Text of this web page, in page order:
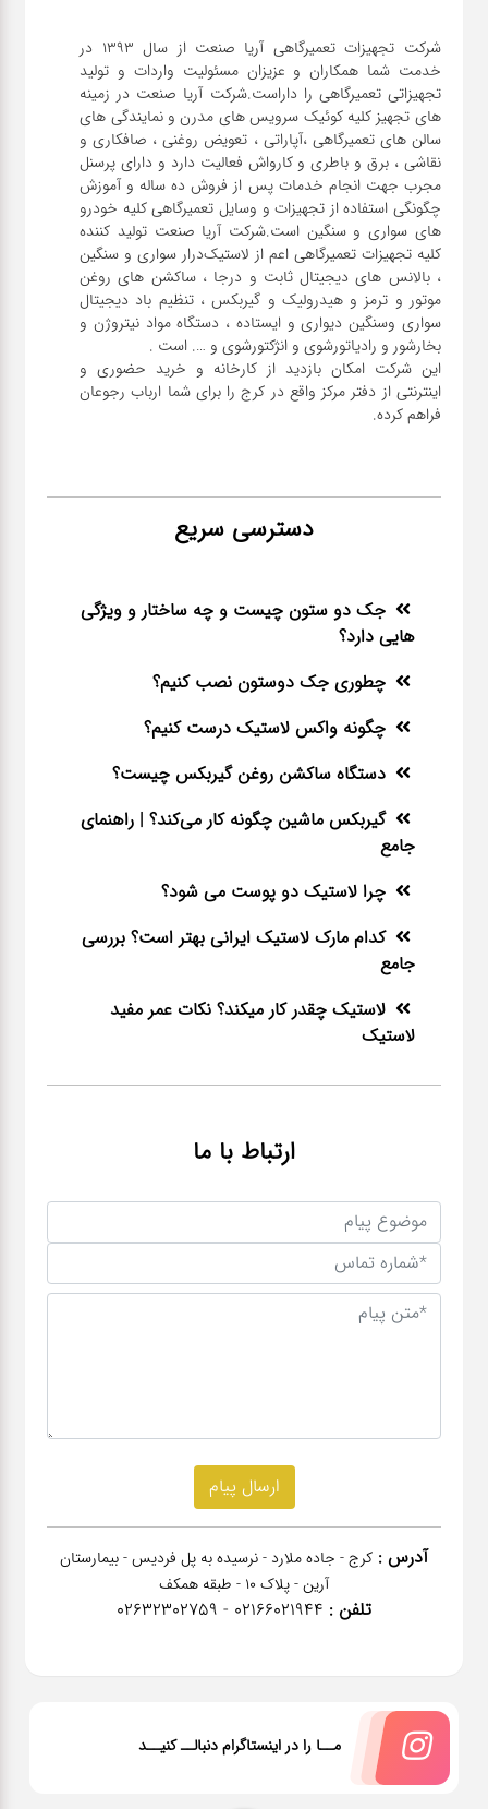
شرکت تجهیزات تعمیرگاهی آریا صنعت از سال ۱۳۹۳ در
خدمت شما همکاران و عزیزان مسئولیت واردات و تولید
تجهیزاتی تعمیرگاهی را داراست.شرکت آریا صنعت در زمینه
های تجهیز کلیه کوئیک سرویس های مدرن و نمایندگی های
سالن های تعمیرگاهی ،آپاراتی ، تعویض روغنی ، صافکاری و
نقاشی ، برق و باطری و کارواش فعالیت دارد و دارای پرسنل
مجرب جهت انجام خدمات پس از فروش ده ساله و آموزش
چگونگی استفاده از تجهیزات و وسایل تعمیرگاهی کلیه خودرو
های سواری و سنگین است.شرکت آریا صنعت تولید کننده
کلیه تجهیزات تعمیرگاهی اعم از لاستیک‌درار سواری و ‌سنگین
، بالانس های دیجیتال ثابت و درجا ، ساکشن های روغن
موتور و ترمز و هیدرولیک و گیربکس ، تنظیم باد دیجیتال
سواری و‌سنگین دیواری و ایستاده ، دستگاه مواد نیتروژن و
این شرکت امکان بازدید از کارخانه و خرید حضوری و
اینترنتی از دفتر مرکز واقع در کرج را برای شما ارباب رجوعان
فراهم کرده.
دسترسی سریع
جک دو ستون چیست و چه ساختار و ویژگی
هایی دارد؟
چطوری جک دوستون نصب کنیم؟
چگونه واکس لاستیک درست کنیم؟
دستگاه ساکشن روغن گیربکس چیست؟
گیربکس ماشین چگونه کار می‌کند؟ | راهنمای
جامع
چرا لاستیک دو پوست می شود؟
کدام مارک لاستیک ایرانی بهتر است؟ بررسی
جامع
لاستیک چقدر کار میکند؟ نکات عمر مفید
لاستیک
ارتباط با ما
آدرس : کرج - جاده ملارد - نرسیده به پل فردیس - بیمارستان
آرین - پلاک 10 - طبقه همکف
تلفن : 02166021944 - 02632302759
مــا را در اینستاگرام دنبالــ کنیــد